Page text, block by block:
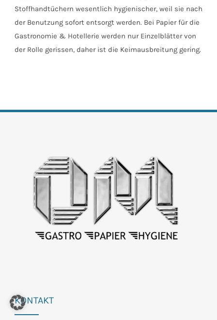
Stoffhandtüchern wesentlich hygienischer, weil sie nach
der Benutzung sofort entsorgt werden. Bei Papier für die
Gastronomie & Hotellerie werden nur Einzelblätter von
der Rolle gerissen, daher ist die Keimausbreitung gering.
KONTAKT